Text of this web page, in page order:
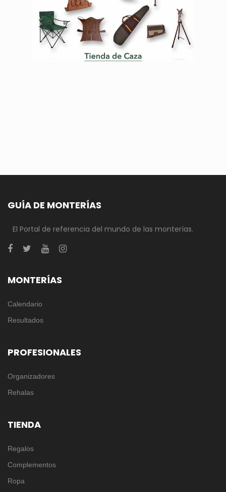
GUÍA DE MONTERÍAS
El Portal de referencia del mundo de las monterías.
MONTERÍAS
Calendario
Resultados
PROFESIONALES
Organizadores
Rehalas
TIENDA
Regalos
Complementos
Ropa